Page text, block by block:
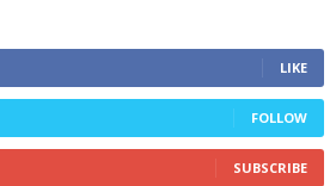
LIKE
FOLLOW
SUBSCRIBE